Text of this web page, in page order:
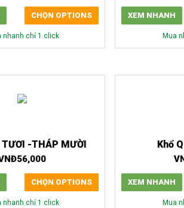
CHỌN OPTIONS
nhanh chỉ 1 click
XEM NHANH
Mua
TƯƠI -THÁP MƯỜI
56,000
CHỌN OPTIONS
nhanh chỉ 1 click
Khổ
XEM NHANH
Mua